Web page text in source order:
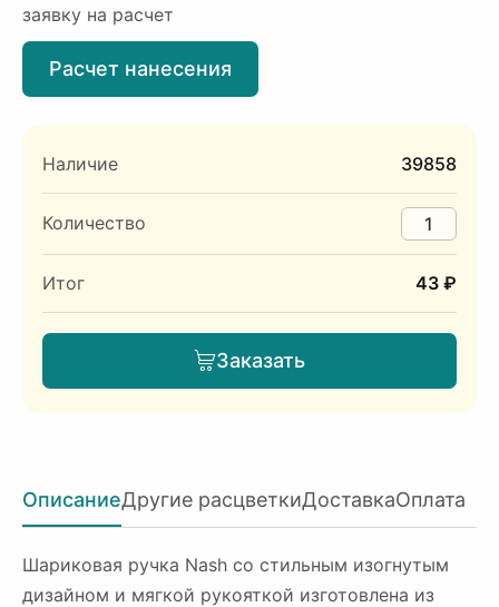
заявку на расчет
Расчет нанесения
Наличие 39858
Количество
Итог 43 ₽
Заказать
ОписаниеДругие расцветкиДоставкаОплата
Шариковая ручка Nash со стильным изогнутым
дизайном и мягкой рукояткой изготовлена из